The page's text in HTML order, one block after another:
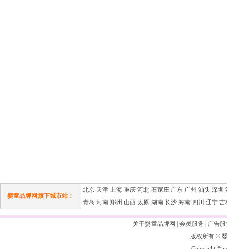
婴童品牌网旗下城市站：
北京 天津 上海 重庆 河北 石家庄 广东 广州 汕头 深圳
青岛 河南 郑州 山西 太原 湖南 长沙 海南 四川 辽宁 吉
关于婴童品牌网 会员服务
广告
版权所有 ©